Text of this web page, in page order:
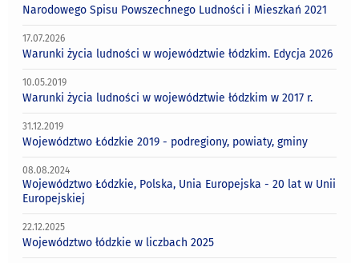
Narodowego Spisu Powszechnego Ludności i Mieszkań 2021
17.07.2026
Warunki życia ludności w województwie łódzkim. Edycja 2026
10.05.2019
Warunki życia ludności w województwie łódzkim w 2017 r.
31.12.2019
Województwo Łódzkie 2019 - podregiony, powiaty, gminy
08.08.2024
Województwo Łódzkie, Polska, Unia Europejska - 20 lat w Unii
Europejskiej
22.12.2025
Województwo łódzkie w liczbach 2025